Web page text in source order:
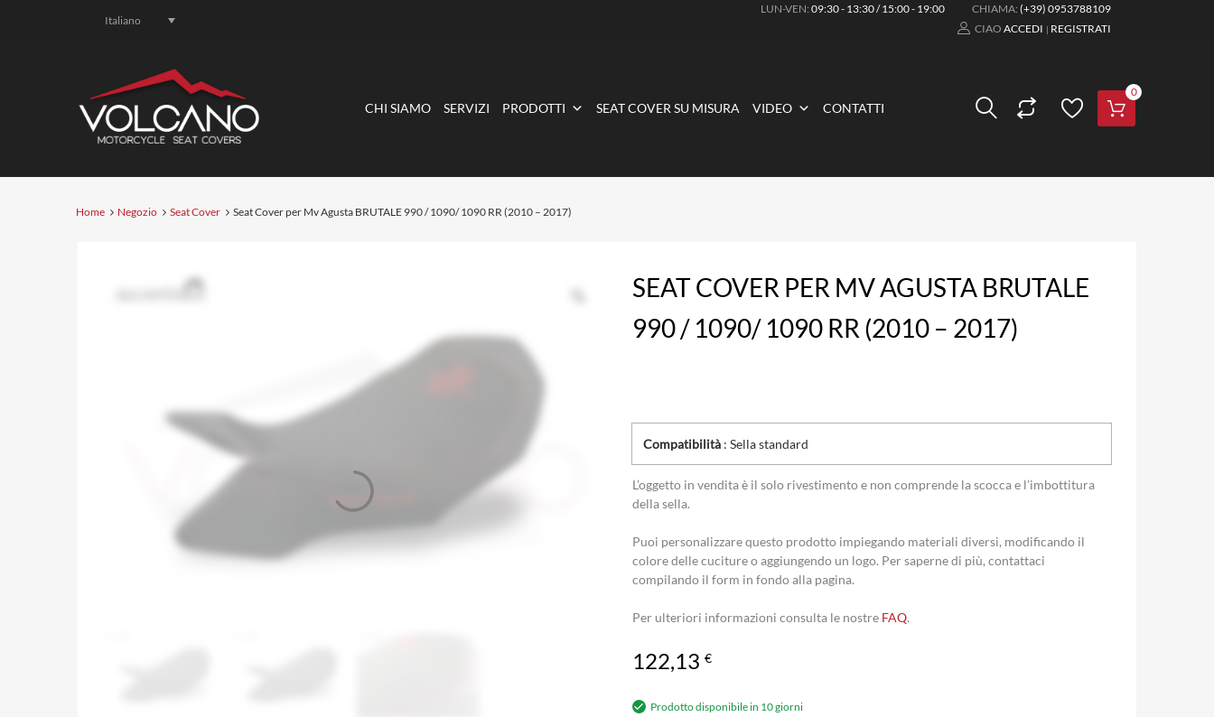
Italiano
LUN-VEN: 09:30 - 13:30 / 15:00 - 19:00 CHIAMA: (+39) 0953788109
CIAO ACCEDI | REGISTRATI
0
CHI SIAMO SERVIZI PRODOTTI SEAT COVER SU MISURA VIDEO CONTATTI
Home Negozio Seat Cover Seat Cover per Mv Agusta BRUTALE 990 / 1090/ 1090 RR (2010 – 2017)
SEAT COVER PER MV AGUSTA BRUTALE
990 / 1090/ 1090 RR (2010 – 2017)
Compatibilità: Sella standard
L’oggetto in vendita è il solo rivestimento e non comprende la scocca e l’imbottitura
della sella.
Puoi personalizzare questo prodotto impiegando materiali diversi, modificando il
colore delle cuciture o aggiungendo un logo. Per saperne di più, contattaci
compilando il form in fondo alla pagina.
Per ulteriori informazioni consulta le nostre FAQ.
122,13 €
Prodotto disponibile in 10 giorni